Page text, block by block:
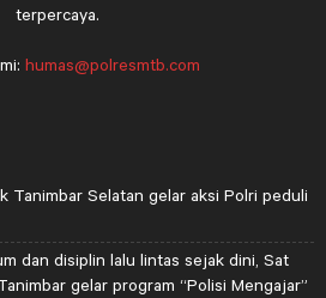
terpercaya.
humas@polresmtb.com
Tanimbar Selatan gelar aksi Polri peduli
dan disiplin lalu lintas sejak dini, Sat
gelar program “Polisi Mengajar”